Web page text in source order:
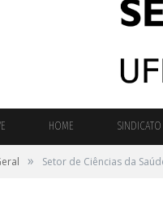
HOME SINDICATO
» Setor de Ciências da